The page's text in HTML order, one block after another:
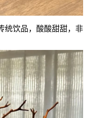
统饮品，酸酸甜甜，非